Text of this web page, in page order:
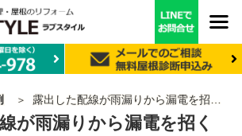
露出した配線が雨漏りから漏電を招く危険性
が雨漏りから漏電を招く